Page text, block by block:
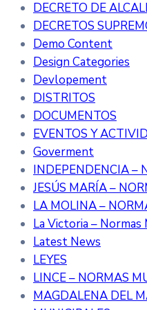
DECRETO DE
DECRETOS
Demo Content
Design Categories
Devlopement
DISTRITOS
DOCUMENTOS
EVENTOS Y
Goverment
INDEPENDENCIA –
JESÚS MARÍA –
LA MOLINA –
La Victoria – Normas
Latest News
LEYES
LINCE – NORMAS
MAGDALENA DEL